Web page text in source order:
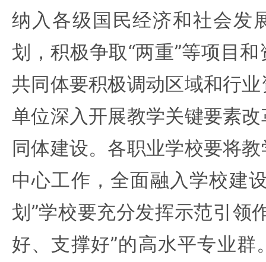
纳入各级国民经济和社会发
划，积极争取“两重”等项目
共同体要积极调动区域和行
单位深入开展教学关键要素
同体建设。各职业学校要将
中心工作，全面融入学校建
划”学校要充分发挥示范引领
好、支撑好”的高水平专业